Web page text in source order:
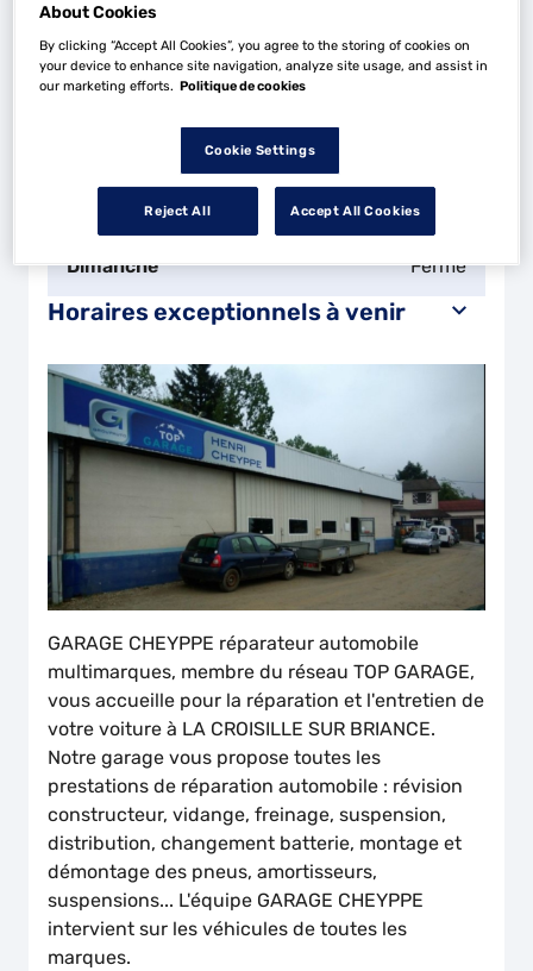
Mercredi
Jeudi 08:30 - 12:00
08:30 - 12:00
09:00 - 12:00
Dimanche Fermé
Horaires exceptionnels à venir
GARAGE CHEYPPE réparateur automobile
multimarques, membre du réseau TOP GARAGE,
vous accueille pour la réparation et l'entretien de
votre voiture à LA CROISILLE SUR BRIANCE.
Notre garage vous propose toutes les
prestations de réparation automobile : révision
constructeur, vidange, freinage, suspension,
distribution, changement batterie, montage et
démontage des pneus, amortisseurs,
suspensions... L'équipe GARAGE CHEYPPE
intervient sur les véhicules de toutes les
marques.
About Cookies
By clicking “Accept All Cookies”, you agree to the storing of cookies on
your device to enhance site navigation, analyze site usage, and assist in
our marketing efforts. Politique de cookies
Cookie Settings
Reject All Accept All Cookies